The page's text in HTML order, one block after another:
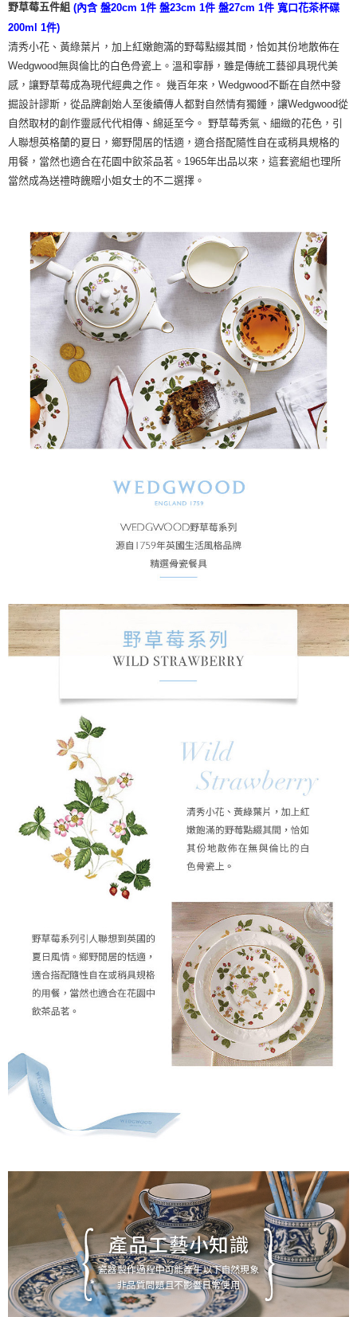
野草莓五件組 (內含 盤20cm 1件 盤23cm 1件 盤27cm 1件 寬口花茶杯碟
200ml 1件)
清秀小花、黃綠葉片，加上紅嫩飽滿的野莓點綴其間，恰如其份地散佈在
Wedgwood無與倫比的白色骨瓷上。溫和寧靜，雖是傳統工藝卻具現代美
感，讓野草莓成為現代經典之作。 幾百年來，Wedgwood不斷在自然中發
掘設計謬斯，從品牌創始人至後續傳人都對自然情有獨鍾，讓Wedgwood從
自然取材的創作靈感代代相傳、綿延至今。 野草莓秀氣、細緻的花色，引
人聯想英格蘭的夏日，鄉野閒居的恬適，適合搭配隨性自在或稍具規格的
用餐，當然也適合在花園中飲茶品茗。1965年出品以來，這套瓷組也理所
當然成為送禮時餽贈小姐女士的不二選擇。